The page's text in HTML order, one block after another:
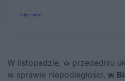
W listopadzie, w przededniu
w sprawie niepodległości, w